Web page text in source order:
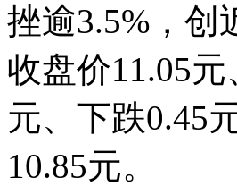
挫逾3.5%，创
收盘价11.05
元、下跌0.45
10.85元。